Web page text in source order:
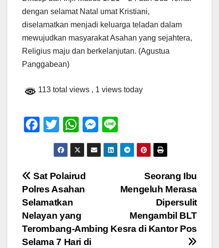
dengan selamat Natal umat Kristiani,
diselamatkan menjadi keluarga teladan dalam
mewujudkan masyarakat Asahan yang sejahtera,
Religius maju dan berkelanjutan. (Agustua
Panggabean)
113 total views , 1 views today
F
e
b
o
o
k
T
wi
tt
er
W
h
at
s
A
p
M
e
ss
n
e
Navigasi
pos
Seorang Ibu
Mengeluh Merasa
Dipersulit
Mengambil BLT
Kesra di Kantor Pos
Sat Polairud
Polres Asahan
Selamatkan
Nelayan yang
Terombang-Ambing
Selama 7 Hari di